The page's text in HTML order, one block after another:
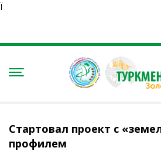
Ï
Стартовал проект с
профилем